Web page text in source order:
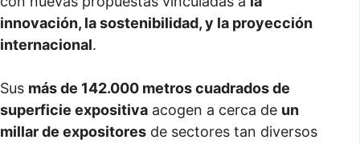
innovación, la sostenibilidad, y la proyección
internacional.
Sus más de 142.000 metros cuadrados de
superficie expositiva acogen a cerca de un
millar de expositores de sectores tan diversos